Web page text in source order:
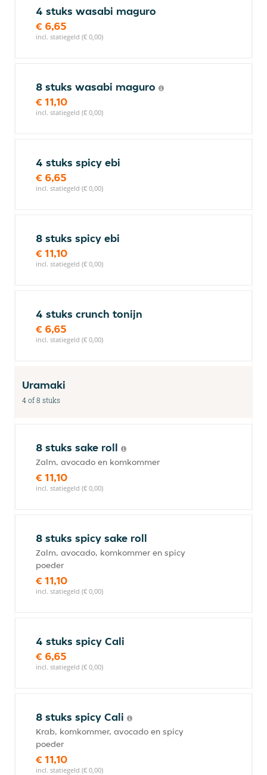
4 stuks wasabi maguro
€ 6,65
incl. statiegeld (€ 0,00)
8 stuks wasabi maguro
€ 11,10
incl. statiegeld (€ 0,00)
4 stuks spicy ebi
€ 6,65
incl. statiegeld (€ 0,00)
8 stuks spicy ebi
€ 11,10
incl. statiegeld (€ 0,00)
4 stuks crunch tonijn
€ 6,65
incl. statiegeld (€ 0,00)
Uramaki
4 of 8 stuks
8 stuks sake roll
Zalm, avocado en komkommer
€ 11,10
incl. statiegeld (€ 0,00)
8 stuks spicy sake roll
Zalm, avocado, komkommer en spicy
poeder
€ 11,10
incl. statiegeld (€ 0,00)
4 stuks spicy Cali
€ 6,65
incl. statiegeld (€ 0,00)
8 stuks spicy Cali
Krab, komkommer, avocado en spicy
poeder
€ 11,10
incl. statiegeld (€ 0,00)